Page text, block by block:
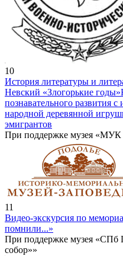
10
История литературы и
Невский «Злогорькие годы»
познавательного развития
народной деревянной
эмигрантов
При поддержке музея «МУК
11
Видео-экскурсия по
помнили...»
При поддержке музея
собор»»